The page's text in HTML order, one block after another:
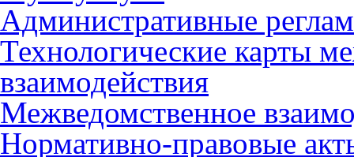
Административные
Технологические карты
взаимодействия
Межведомственное
Нормативно-правовые